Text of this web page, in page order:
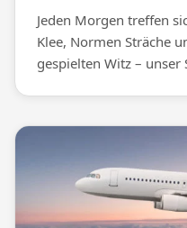
Jeden Morgen treffen
Klee, Normen Sträche
gespielten Witz – unser